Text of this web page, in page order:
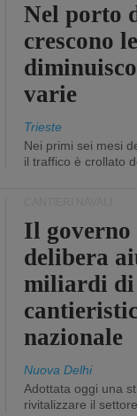
Nel porto
crescono
varie
Trieste
Nei primi sei mesi
il traffico è crollato
Il
delibera
miliardi
nazionale
Nuova Delhi
Adottata oggi una
rivitalizzare il settore